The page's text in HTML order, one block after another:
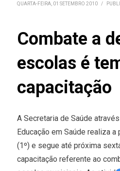
QUARTA-FEIRA, 01 SETEMBRO 2010 /
Combate a
escolas é
capacitação
A Secretaria de Saúde
Educação em Saúde realiza
(1º) e segue até próxima
capacitação referente ao